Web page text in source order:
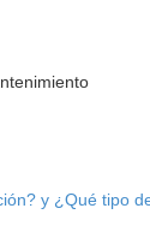
y ¿Qué tipo